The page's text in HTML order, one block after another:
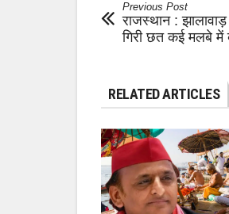
Previous Post
राजस्थान :
गिरी छत कई मलबे में
RELATED ARTICLES